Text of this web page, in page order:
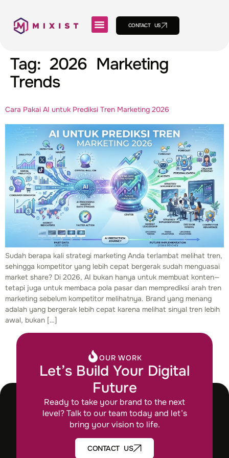
CONTACT US
Tag: 2026 Marketing
Trends
Cara Pakai AI untuk Prediksi Tren Marketing 2026
Sudah berapa kali strategi marketing Anda terlambat melihat tren,
sehingga kompetitor yang lebih cepat bergerak sudah menguasai
market share? Di 2026, AI bukan hanya untuk membuat konten—
tetapi juga untuk membaca pola pasar dan memprediksi arah tren
marketing sebelum kompetitor melihatnya. Brand yang menang
adalah yang bergerak lebih cepat karena melihat sinyal tren lebih
awal, bukan […]
OUR WORK
Let’s Build Your Digital
Future
Ready to take your brand to the next
level? Talk to our team today and let’s
bring your vision to life.
CONTACT US